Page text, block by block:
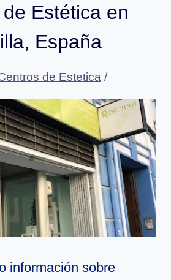
Estética en
España
de Estetica /
información sobre